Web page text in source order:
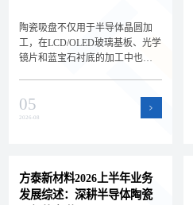
陶瓷吸盘不仅用于半导体晶圆加
工，在LCD/OLED玻璃基板、光学
镜片和蓝宝石衬底的加工中也扮
域的新应用场景和选型差异，拓
展核心产品的应用边界。
05
2026-08
方泰新材料2026上半年业务
发展综述：深耕半导体陶瓷